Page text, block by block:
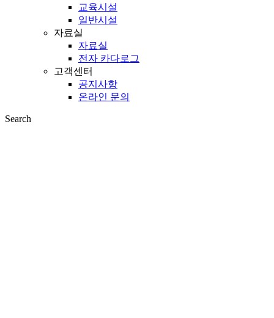
교육시설
일반시설
자료실
자료실
전자 카다로그
고객센터
공지사항
온라인 문의
Search